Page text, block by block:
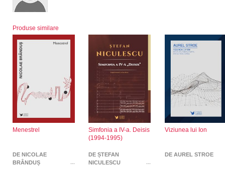
Produse similare
Menestrel
DE NICOLAE
BRÂNDUȘ
Simfonia a IV-a. Deisis
(1994-1995)
DE ȘTEFAN
NICULESCU
Viziunea lui Ion
DE AUREL STROE